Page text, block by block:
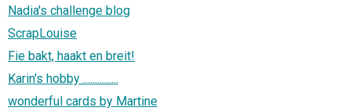
Nadia's challenge blog
ScrapLouise
Fie bakt, haakt en breit!
Karin's hobby ...............
wonderful cards by Martine